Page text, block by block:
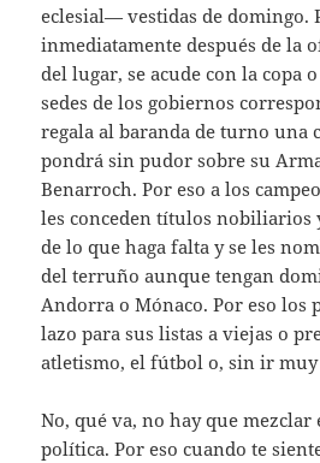
eclesial— vestidas de domingo.
inmediatamente después de la
del lugar, se acude con la copa
sedes de los gobiernos
regala al baranda de turno una
pondrá sin pudor sobre su
Benarroch. Por eso a los
les conceden títulos nobiliarios
de lo que haga falta y se les
del terruño aunque tengan
Andorra o Mónaco. Por eso los
lazo para sus listas a viejas o
atletismo, el fútbol o, sin ir muy
No, qué va, no hay que mezclar
política. Por eso cuando te